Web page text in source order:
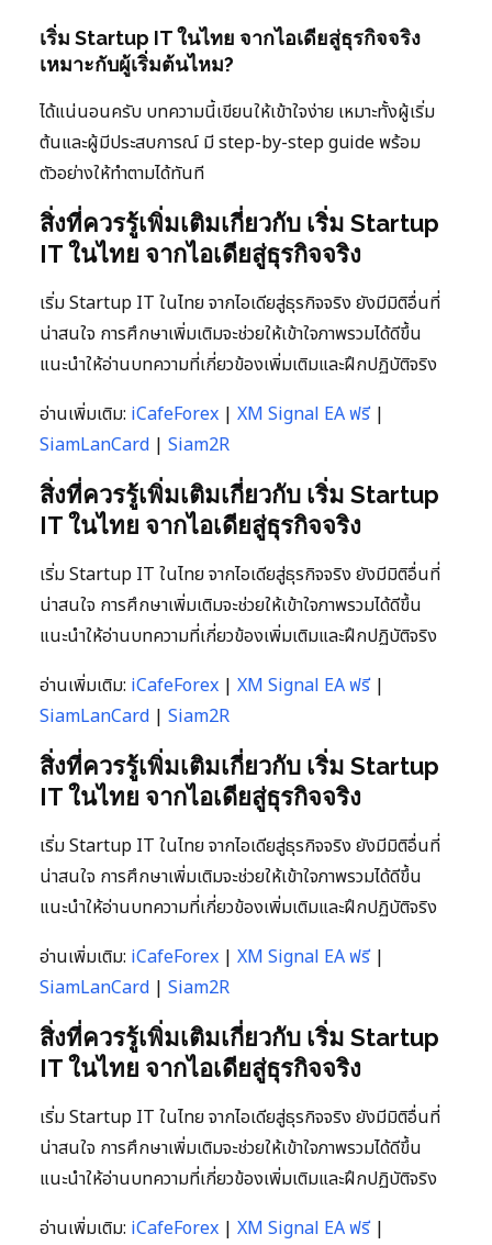
เริ่ม Startup IT ในไทย จากไอเดียสู่ธุรกิจจริง
เหมาะกับผู้เริ่มต้นไหม?
ได้แน่นอนครับ บทความนี้เขียนให้เข้าใจง่าย เหมาะทั้งผู้เริ่ม
ต้นและผู้มีประสบการณ์ มี step-by-step guide พร้อม
ตัวอย่างให้ทำตามได้ทันที
สิ่งที่ควรรู้เพิ่มเติมเกี่ยวกับ เริ่ม Startup
IT ในไทย จากไอเดียสู่ธุรกิจจริง
เริ่ม Startup IT ในไทย จากไอเดียสู่ธุรกิจจริง ยังมีมิติอื่นที่
น่าสนใจ การศึกษาเพิ่มเติมจะช่วยให้เข้าใจภาพรวมได้ดีขึ้น
แนะนำให้อ่านบทความที่เกี่ยวข้องเพิ่มเติมและฝึกปฏิบัติจริง
อ่านเพิ่มเติม: iCafeForex | XM Signal EA ฟรี|
SiamLanCard | Siam2R
สิ่งที่ควรรู้เพิ่มเติมเกี่ยวกับ เริ่ม Startup
IT ในไทย จากไอเดียสู่ธุรกิจจริง
เริ่ม Startup IT ในไทย จากไอเดียสู่ธุรกิจจริง ยังมีมิติอื่นที่
น่าสนใจ การศึกษาเพิ่มเติมจะช่วยให้เข้าใจภาพรวมได้ดีขึ้น
แนะนำให้อ่านบทความที่เกี่ยวข้องเพิ่มเติมและฝึกปฏิบัติจริง
อ่านเพิ่มเติม: iCafeForex | XM Signal EA ฟรี|
SiamLanCard | Siam2R
สิ่งที่ควรรู้เพิ่มเติมเกี่ยวกับ เริ่ม Startup
IT ในไทย จากไอเดียสู่ธุรกิจจริง
เริ่ม Startup IT ในไทย จากไอเดียสู่ธุรกิจจริง ยังมีมิติอื่นที่
น่าสนใจ การศึกษาเพิ่มเติมจะช่วยให้เข้าใจภาพรวมได้ดีขึ้น
แนะนำให้อ่านบทความที่เกี่ยวข้องเพิ่มเติมและฝึกปฏิบัติจริง
อ่านเพิ่มเติม: iCafeForex | XM Signal EA ฟรี|
SiamLanCard | Siam2R
สิ่งที่ควรรู้เพิ่มเติมเกี่ยวกับ เริ่ม Startup
IT ในไทย จากไอเดียสู่ธุรกิจจริง
เริ่ม Startup IT ในไทย จากไอเดียสู่ธุรกิจจริง ยังมีมิติอื่นที่
น่าสนใจ การศึกษาเพิ่มเติมจะช่วยให้เข้าใจภาพรวมได้ดีขึ้น
แนะนำให้อ่านบทความที่เกี่ยวข้องเพิ่มเติมและฝึกปฏิบัติจริง
อ่านเพิ่มเติม: iCafeForex | XM Signal EA ฟรี|